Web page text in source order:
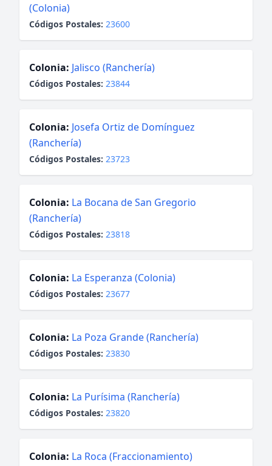
(Colonia)
Códigos Postales: 23600
Colonia: Jalisco (Ranchería)
Códigos Postales: 23844
Colonia: Josefa Ortiz de Domínguez
(Ranchería)
Códigos Postales: 23723
Colonia: La Bocana de San Gregorio
(Ranchería)
Códigos Postales: 23818
Colonia: La Esperanza (Colonia)
Códigos Postales: 23677
Colonia: La Poza Grande (Ranchería)
Códigos Postales: 23830
Colonia: La Purísima (Ranchería)
Códigos Postales: 23820
Colonia: La Roca (Fraccionamiento)